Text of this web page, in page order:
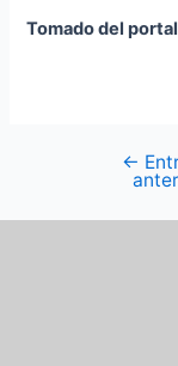
Tomado del
←